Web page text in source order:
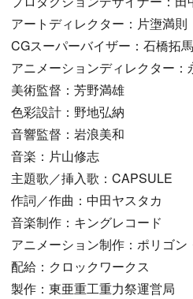
アートディレクター：片塰満則
CGスーパーバイザー：石橋拓
アニメーションディレクター：
美術監督：芳野満雄
色彩設計：野地弘納
音響監督：岩浪美和
音楽：片山修志
主題歌／挿入歌：CAPSULE
作詞／作曲：中田ヤスタカ
音楽制作：キングレコード
アニメーション制作：ポリゴン
配給：クロックワークス
製作：東亜重工重力祭運営局